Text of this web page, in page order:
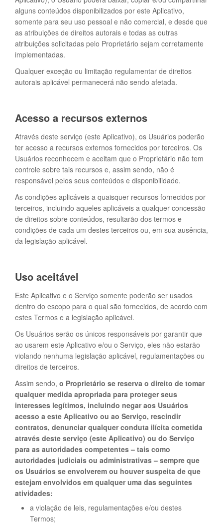
alguns conteúdos disponibilizados por este Aplicativo,
somente para seu uso pessoal e não comercial, e desde que
as atribuições de direitos autorais e todas as outras
atribuições solicitadas pelo Proprietário sejam corretamente
implementadas.
Qualquer exceção ou limitação regulamentar de direitos
autorais aplicável permanecerá não sendo afetada.
Acesso a recursos externos
Através deste serviço (este Aplicativo), os Usuários poderão
ter acesso a recursos externos fornecidos por terceiros. Os
Usuários reconhecem e aceitam que o Proprietário não tem
controle sobre tais recursos e, assim sendo, não é
responsável pelos seus conteúdos e disponibilidade.
As condições aplicáveis a quaisquer recursos fornecidos por
terceiros, incluindo aqueles aplicáveis a qualquer concessão
de direitos sobre conteúdos, resultarão dos termos e
condições de cada um destes terceiros ou, em sua ausência,
da legislação aplicável.
Uso aceitável
Este Aplicativo e o Serviço somente poderão ser usados
dentro do escopo para o qual são fornecidos, de acordo com
estes Termos e a legislação aplicável.
Os Usuários serão os únicos responsáveis por garantir que
ao usarem este Aplicativo e/ou o Serviço, eles não estarão
violando nenhuma legislação aplicável, regulamentações ou
direitos de terceiros.
Assim sendo, o Proprietário se reserva o direito de tomar
qualquer medida apropriada para proteger seus
interesses legítimos, incluindo negar aos Usuários
acesso a este Aplicativo ou ao Serviço, rescindir
contratos, denunciar qualquer conduta ilícita cometida
através deste serviço (este Aplicativo) ou do Serviço
para as autoridades competentes – tais como
autoridades judiciais ou administrativas – sempre que
os Usuários se envolverem ou houver suspeita de que
estejam envolvidos em qualquer uma das seguintes
atividades:
a violação de leis, regulamentações e/ou destes
Termos;